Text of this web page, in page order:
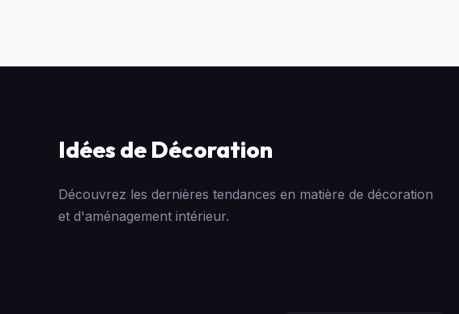
Idées de Décoration
Découvrez les dernières tendances en matière de décoration
et d'aménagement intérieur.